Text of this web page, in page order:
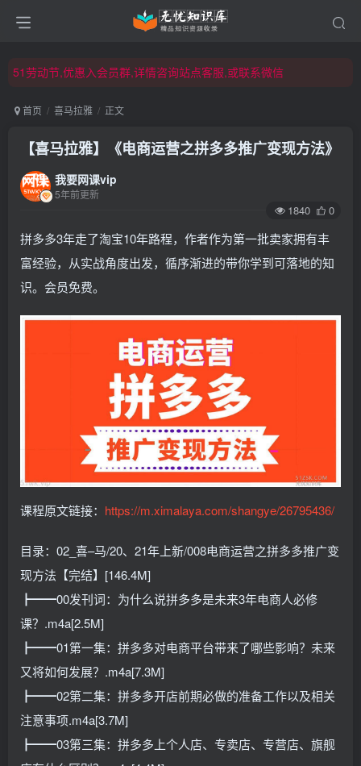
51劳动节,优惠入会员群,详情咨询站点客服,或联系微信
51劳动节,优惠入会员群,详情咨询站点客服,或联系微信
首页 喜马拉雅 正文
【喜马拉雅】《电商运营之拼多多推广变现方法》
我要网课vip
5年前更新
1840 0
拼多多3年走了淘宝10年路程，作者作为第一批卖家拥有丰
富经验，从实战角度出发，循序渐进的带你学到可落地的知
识。会员免费。
课程原文链接： https://m.ximalaya.com/shangye/26795436/
目录：02_喜–马/20、21年上新/008电商运营之拼多多推广变
现方法【完结】[146.4M]
┣━━00发刊词：为什么说拼多多是未来3年电商人必修
课？.m4a[2.5M]
┣━━01第一集：拼多多对电商平台带来了哪些影响？未来
又将如何发展？.m4a[7.3M]
┣━━02第二集：拼多多开店前期必做的准备工作以及相关
注意事项.m4a[3.7M]
┣━━03第三集：拼多多上个人店、专卖店、专营店、旗舰